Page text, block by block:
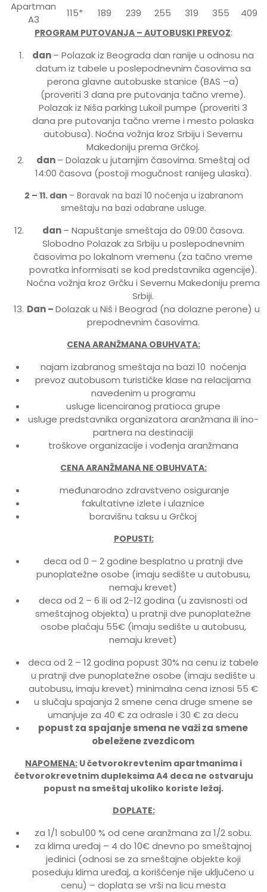
Apartman
A3
115* 189 239 255 319 355 409
PROGRAM PUTOVANJA – AUTOBUSKI PREVOZ:
dan– Polazak iz Beograda dan ranije u odnosu na
datum iz tabele u poslepodnevnim časovima sa
perona glavne autobuske stanice (BAS –a)
(proveriti 3 dana pre putovanja tačno vreme).
Polazak iz Niša parking Lukoil pumpe (proveriti 3
dana pre putovanja tačno vreme i mesto polaska
autobusa). Noćna vožnja kroz Srbiju i Severnu
Makedoniju prema Grčkoj.
dan– Dolazak u jutarnjim časovima. Smeštaj od
14:00 časova (postoji mogućnost ranijeg ulaska).
2 – 11. dan – Boravak na bazi 10 noćenja u izabranom
smeštaju na bazi odabrane usluge.
dan– Napuštanje smeštaja do 09:00 časova.
Slobodno Polazak za Srbiju u poslepodnevnim
časovima po lokalnom vremenu (za tačno vreme
povratka informisati se kod predstavnika agencije).
Noćna vožnja kroz Grčku i Severnu Makedoniju prema
Srbiji.
Dan –Dolazak u Niš i Beograd (na dolazne perone) u
prepodnevnim časovima.
CENA ARANŽMANA OBUHVATA:
najam izabranog smeštaja na bazi 10 noćenja
prevoz autobusom turističke klase na relacijama
navedenim u programu
usluge licenciranog pratioca grupe
usluge predstavnika organizatora aranžmana ili ino-
partnera na destinaciji
troškove organizacije i vođenja aranžmana
CENA ARANŽMANA NE OBUHVATA:
međunarodno zdravstveno osiguranje
fakultativne izlete i ulaznice
boravišnu taksu u Grčkoj
POPUSTI:
deca od 0 – 2 godine besplatno u pratnji dve
punoplatežne osobe (imaju sedište u autobusu,
nemaju krevet)
deca od 2 – 6 ili od 2-12 godina (u zavisnosti od
smeštajnog objekta) u pratnji dve punoplatežne
osobe plaćaju 55€ (imaju sedište u autobusu,
nemaju krevet)
deca od 2 – 12 godina popust 30% na cenu iz tabele
u pratnji dve punoplatežne osobe (imaju sedište u
autobusu, imaju krevet) minimalna cena iznosi 55 €
u slučaju spajanja 2 smene cena druge smene se
umanjuje za 40 € za odrasle i 30 € za decu
popust za spajanje smena ne važi za smene
obeležene zvezdicom
NAPOMENA: U četvorokrevtenim apartmanima i
četvorokrevetnim dupleksima A4 deca ne ostvaruju
popust na smeštaj ukoliko koriste ležaj.
DOPLATE:
za 1/1 sobu100 % od cene aranžmana za 1/2 sobu.
za klima uređaj – 4 do 10€ dnevno po smeštajnoj
jedinici (odnosi se za smeštajne objekte koji
poseduju klima uređaj, a korišćenje nije uključeno u
cenu) – doplata se vrši na licu mesta